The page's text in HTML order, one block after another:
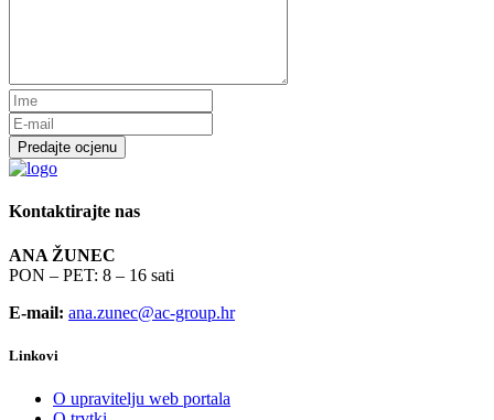
Predajte ocjenu
Kontaktirajte nas
ANA ŽUNEC
PON – PET: 8 – 16 sati
E-mail: ana.zunec@ac-group.hr
Linkovi
O upravitelju web portala